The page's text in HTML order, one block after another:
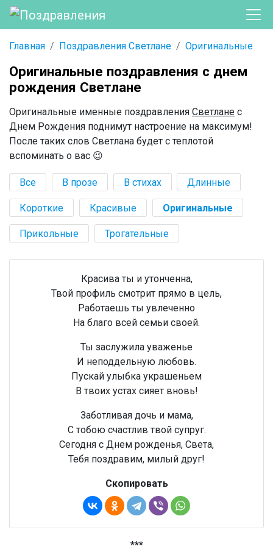
Главная Поздравления Светлане Оригинальные
Оригинальные поздравления с днем
рождения Светлане
Оригинальные именные поздравления Светлане с
Днем Рождения поднимут настроение на максимум!
После таких слов Светлана будет с теплотой
вспоминать о вас 😉
Все В прозе В стихах Длинные
Короткие Красивые Оригинальные
Прикольные Трогательные
Красива ты и утонченна,
Твой профиль смотрит прямо в цель,
Работаешь ты увлеченно
На благо всей семьи своей.
Ты заслужила уваженье
И неподдельную любовь.
Пускай улыбка украшеньем
В твоих устах сияет вновь!
Заботливая дочь и мама,
С тобою счастлив твой супруг.
Сегодня с Днем рожденья, Света,
Тебя поздравим, милый друг!
Скопировать
***